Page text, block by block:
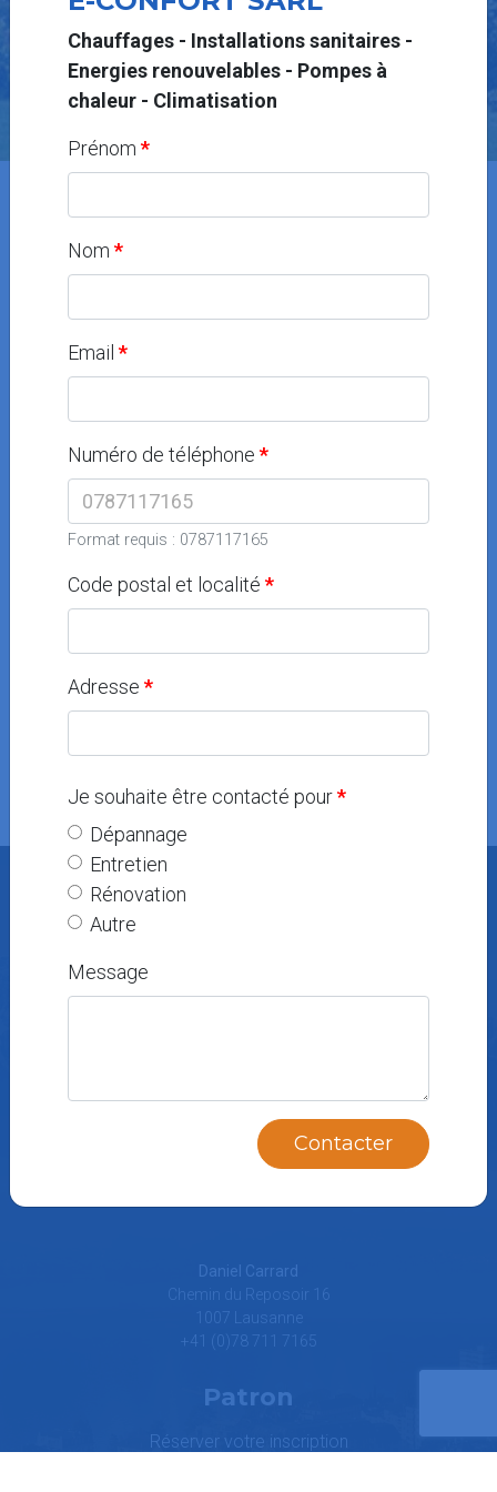
Nos artisans proche de chez vous
Energies renouvelables (spécialiste) à VD - Yverdon
E-CONFORT SÀRL
Chauffages - Installations sanitaires -
Energies renouvelables - Pompes à chaleur
- Climatisation
Chauffages - Installations sanitaires -
Energies renouvelables - Pompes à
chaleur - Climatisation
Prénom
Nom
Email
Numéro de téléphone
Format requis : 0787117165
Code postal et localité
Adresse
Je souhaite être contacté pour
Dépannage
Entretien
Rénovation
Autre
Message
Contacter
Estimation gratuite. Réponse immédiate
Patron
Réserver votre inscription
Daniel Carrard
Chemin du Reposoir 16
1007 Lausanne
+41 (0)78 711 7165